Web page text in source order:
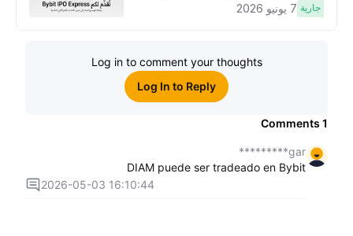
Bybit، بوابتك للوصول المبكر إلى فرص
جارية 7 يونيو 2026
Log in to comment your thoughts
Log In to Reply
Comments
gar*********
DIAM puede ser tradeado en Bybit
2026-05-03 16:10:44